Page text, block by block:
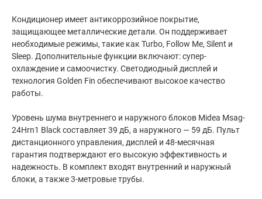
Кондиционер имеет антикоррозийное покрытие,
защищающее металлические детали. Он поддерживает
необходимые режимы, такие как Turbo, Follow Me, Silent и
Sleep. Дополнительные функции включают: супер-
охлаждение и самоочистку. Светодиодный дисплей и
технология Golden Fin обеспечивают высокое качество
работы.
Уровень шума внутреннего и наружного блоков Midea Msag-
24Hrn1 Black составляет 39 дБ, а наружного — 59 дБ. Пульт
дистанционного управления, дисплей и 48-месячная
гарантия подтверждают его высокую эффективность и
надежность. В комплект входят внутренний и наружный
блоки, а также 3-метровые трубы.